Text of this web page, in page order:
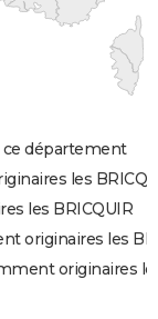
ce département
les
les BRICQUIR
originaires les
originaires